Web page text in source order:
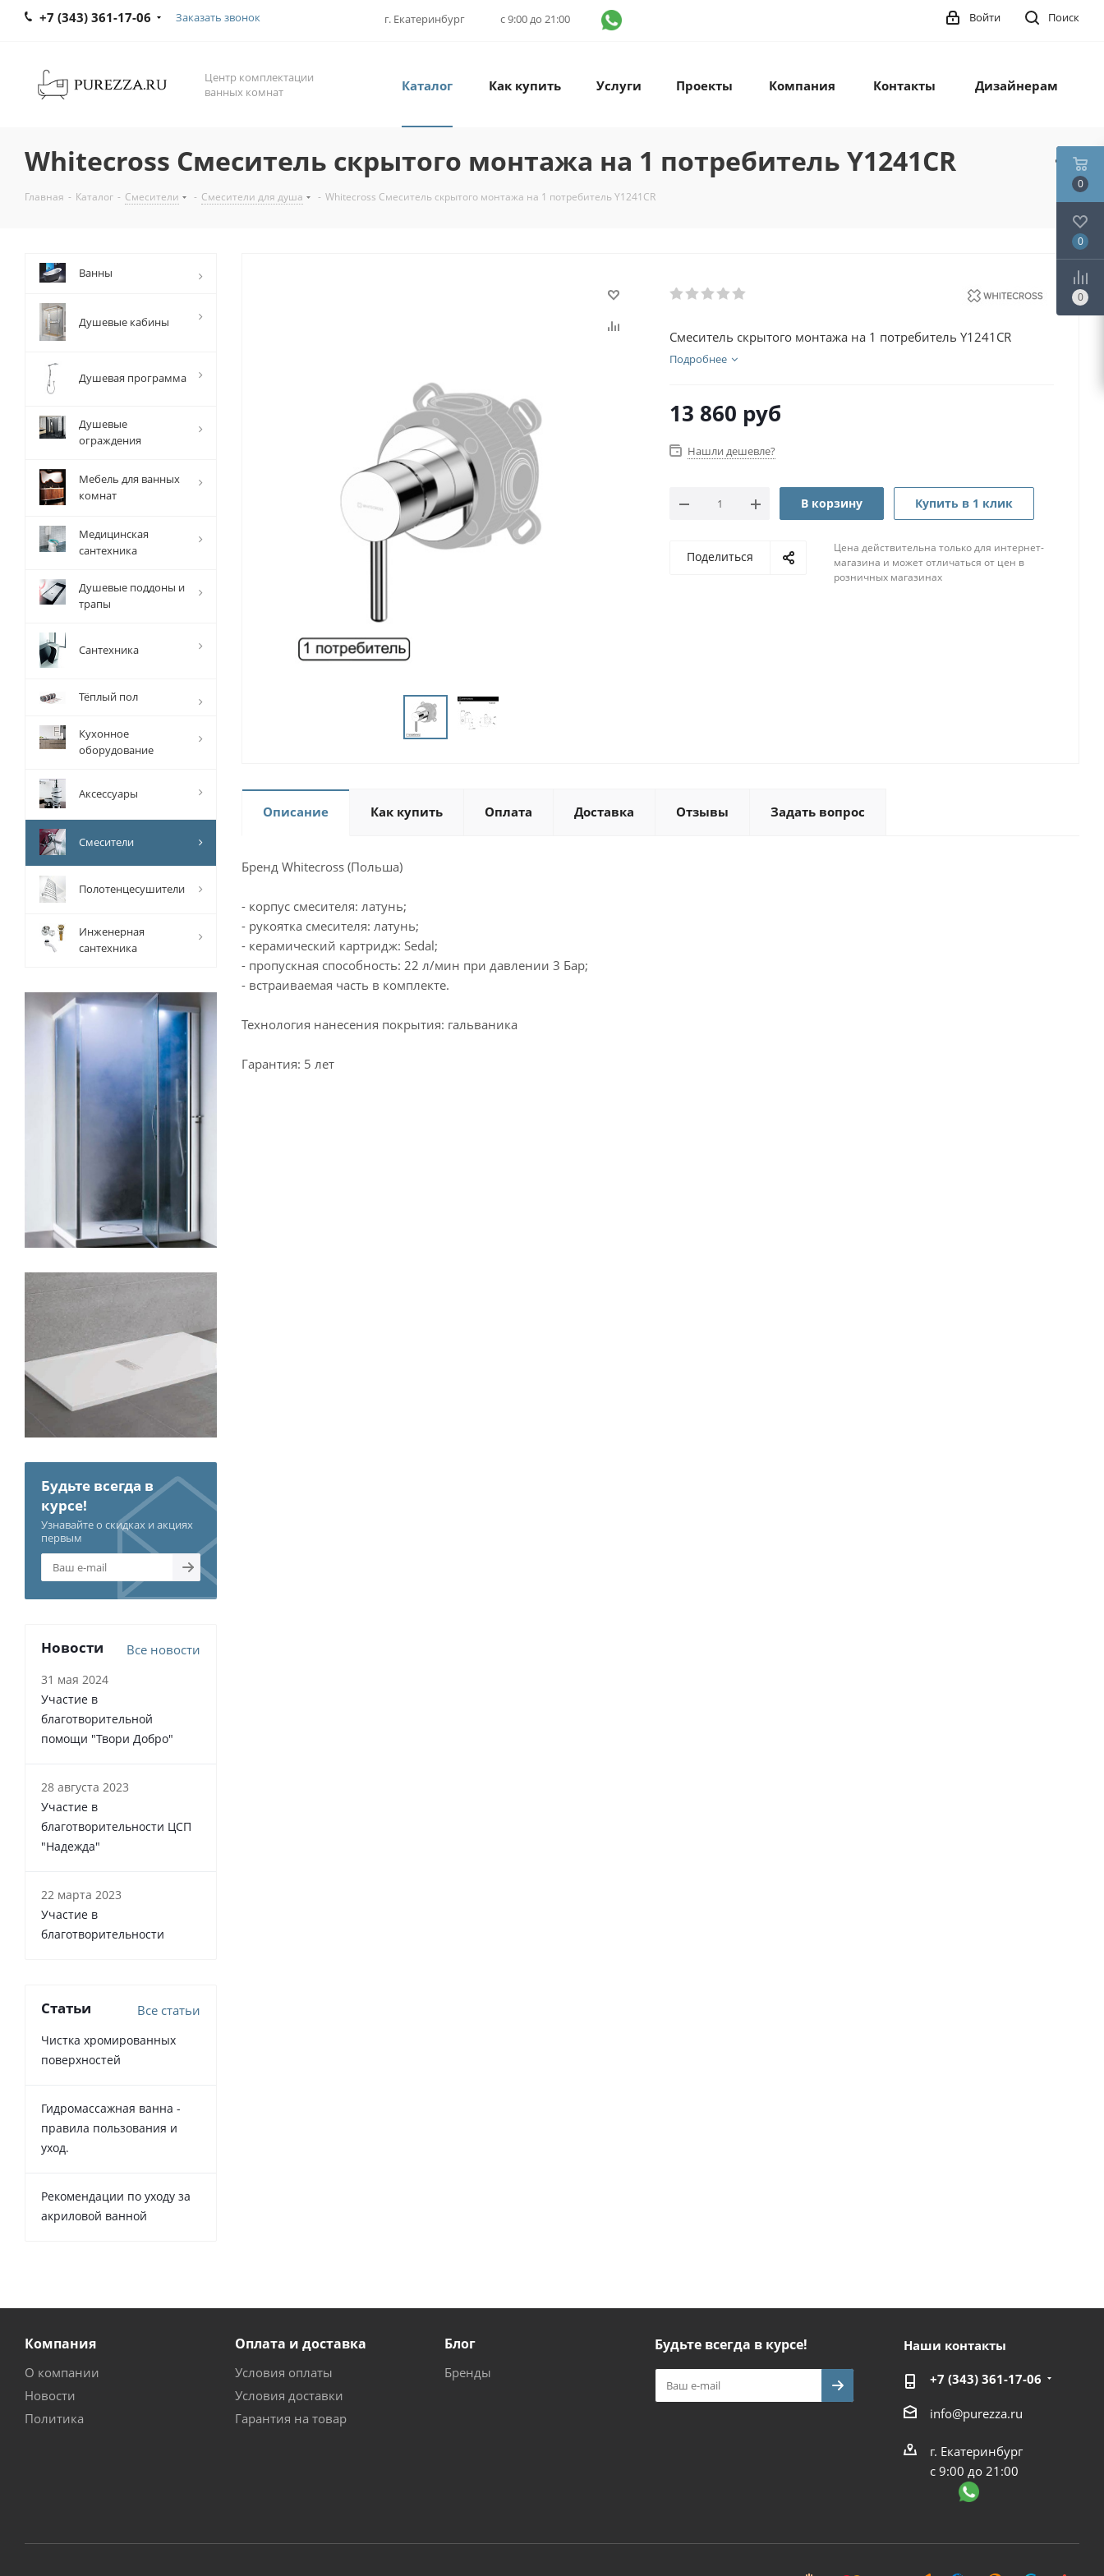
+7 (343) 361-17-06 Заказать звонок г. Екатеринбург с 9:00 до 21:00 Поиск
Войти
Центр комплектации
ванных комнат
Каталог Как купить Услуги Проекты Компания Контакты Дизайнерам
Whitecross Смеситель скрытого монтажа на 1 потребитель Y1241CR
Главная - Каталог - Смесители - Смесители для душа - Whitecross Смеситель скрытого монтажа на 1 потребитель Y1241CR
Смеситель скрытого монтажа на 1 потребитель Y1241CR
Подробнее
13 860 руб
Нашли дешевле?
В корзину Купить в 1 клик
Поделиться
Цена действительна только для интернет-
магазина и может отличаться от цен в
розничных магазинах
Описание Как купить Оплата Доставка Отзывы Задать вопрос
Бренд Whitecross (Польша)
- корпус смесителя: латунь;
- рукоятка смесителя: латунь;
- керамический картридж: Sedal;
- пропускная способность: 22 л/мин при давлении 3 Бар;
- встраиваемая часть в комплекте.
Технология нанесения покрытия: гальваника
Гарантия: 5 лет
Ванны
Душевые кабины
Душевая программа
Душевые
ограждения
Мебель для ванных
комнат
Медицинская
сантехника
Душевые поддоны и
трапы
Сантехника
Тёплый пол
Кухонное
оборудование
Аксессуары
Смесители
Полотенцесушители
Инженерная
сантехника
Будьте всегда в
курсе!
Узнавайте о скидках и акциях
первым
Новости Все новости
31 мая 2024
Участие в
благотворительной
помощи "Твори Добро"
28 августа 2023
Участие в
благотворительности ЦСП
"Надежда"
22 марта 2023
Участие в
благотворительности
Статьи Все статьи
Чистка хромированных
поверхностей
Гидромассажная ванна -
правила пользования и
уход.
Рекомендации по уходу за
акриловой ванной
Компания
О компании
Новости
Политика
Оплата и доставка
Условия оплаты
Условия доставки
Гарантия на товар
Блог
Бренды
Будьте всегда в курсе! Наши контакты
+7 (343) 361-17-06
info@purezza.ru
г. Екатеринбург
с 9:00 до 21:00
0
0
0